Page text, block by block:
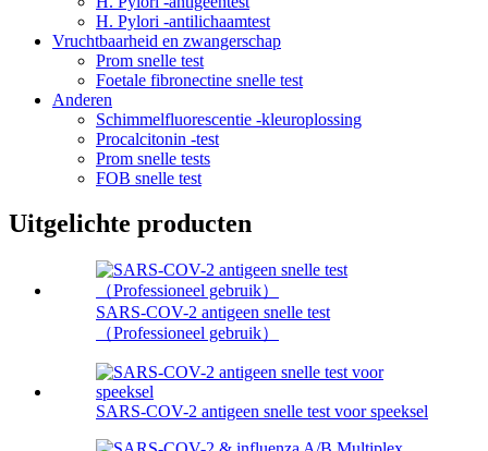
H. Pylori -antilichaamtest
Vruchtbaarheid en zwangerschap
Prom snelle test
Foetale fibronectine snelle test
Anderen
Schimmelfluorescentie -kleuroplossing
Procalcitonin -test
Prom snelle tests
FOB snelle test
Uitgelichte producten
SARS-COV-2 antigeen snelle test
（Professioneel gebruik）
SARS-COV-2 antigeen snelle test voor speeksel